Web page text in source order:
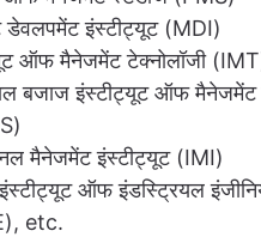
इंस्टीट्यूट (MDI)
ऑफ मैनेजमेंट टेक्नोलॉजी
बजाज इंस्टीट्यूट ऑफ मैनेजमेंट
मैनेजमेंट इंस्टीट्यूट (IMI)
ऑफ इंडस्ट्रियल
etc.